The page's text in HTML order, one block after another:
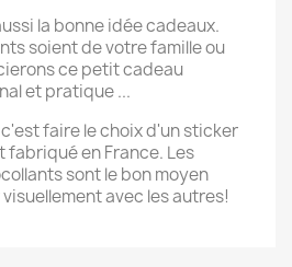
la bonne idée cadeaux.
soient de votre famille ou
ce petit cadeau
et pratique ...
faire le choix d'un sticker
fabriqué en France. Les
sont le bon moyen
avec les autres!